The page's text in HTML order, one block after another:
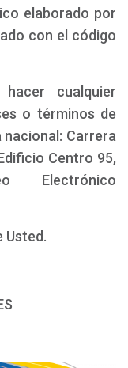
elaborado por
con el código
cualquier
o términos de
Carrera
Centro 95,
Usted.